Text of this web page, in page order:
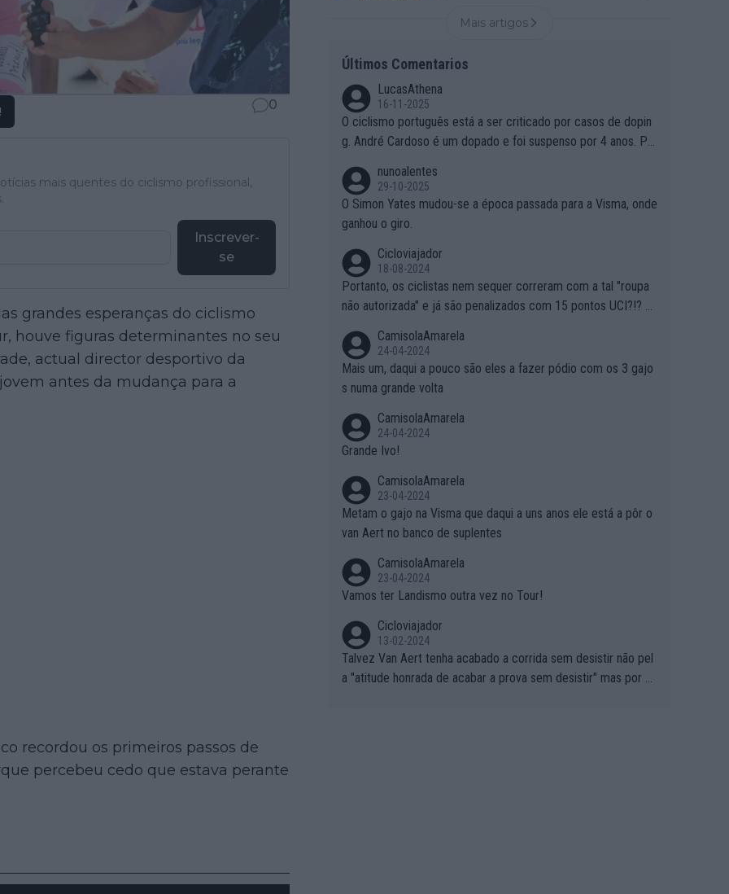
0
mais quentes do ciclismo profissional,
Inscrever-
se
grandes esperanças do ciclismo
houve figuras determinantes no seu
actual director desportivo da
antes da mudança para a
recordou os primeiros passos de
percebeu cedo que estava perante
Mais artigos
Últimos Comentarios
LucasAthena
16-11-2025
O ciclismo português está a ser criticado por casos de dopin
g. André Cardoso é um dopado e foi suspenso por 4 anos. Po
pado?
nunoalentes
29-10-2025
O Simon Yates mudou-se a época passada para a Visma, onde
ganhou o giro.
Cicloviajador
18-08-2024
Portanto, os ciclistas nem sequer correram com a tal "roupa
não autorizada" e já são penalizados com 15 pontos UCI?!? S
entende... Mas penalizar os atletas retirando-lhes pontos??? Is
to é roubar na secretaria o que os atletas conquistam na estra
da!
CamisolaAmarela
24-04-2024
Mais um, daqui a pouco são eles a fazer pódio com os 3 gajo
s numa grande volta
CamisolaAmarela
24-04-2024
Grande Ivo!
CamisolaAmarela
23-04-2024
Metam o gajo na Visma que daqui a uns anos ele está a pôr o
van Aert no banco de suplentes
CamisolaAmarela
23-04-2024
Vamos ter Landismo outra vez no Tour!
Cicloviajador
13-02-2024
Talvez Van Aert tenha acabado a corrida sem desistir não pel
a "atitude honrada de acabar a prova sem desistir" mas por ou